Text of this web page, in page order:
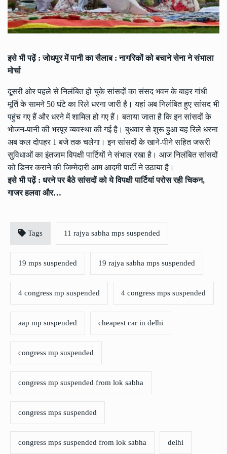
इसे भी पढ़ें :जोधपुर में पानी का सैलाब : नागरिकों को बचाने सेना ने संभाला
मोर्चा
दूसरी ओर पहले से निलंबित हो चुके सांसदों का संसद भवन के बाहर गांधी
मूर्ति के सामने 50 घंटे का रिले धरना जारी है। यहां अब निलंबित हुए सांसद भी
पहुंच गए हैं और धरने में शामिल हो गए हैं। बताया जाता है कि इन सांसदों के
भोजन-पानी की भरपूर व्यवस्था की गई है। बुधवार से शुरू हुआ यह रिले धरना
अब कल दोपहर 1 बजे तक चलेगा। इन सांसदों के खाने-पीने सहित जरूरी
सुविधाओं का इंतजाम विपक्षी पार्टियों ने संभाल रखा है। आज निलंबित सांसदों
को डिनर कराने की जिम्मेदारी आम आदमी पार्टी ने उठाया है।
इसे भी पढ़ें : धरने पर बैठे सांसदों को ये विपक्षी पार्टियां परोस रही चिकन,
गाजर हलवा और…
Tags 11 rajya sabha mps suspended
19 mps suspended 19 rajya sabha mps suspended
4 congress mp suspended 4 congress mps suspended
aap mp suspended cheapest car in delhi
congress mp suspended
congress mp suspended from lok sabha
congress mps suspended
congress mps suspended from lok sabha delhi